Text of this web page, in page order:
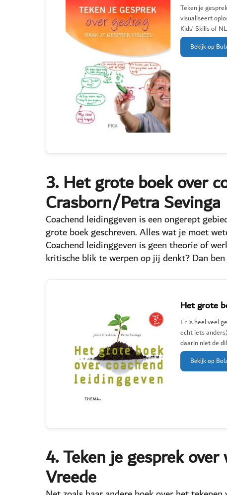
Teken je
visualiseert
Kids’ Skills of
Bekijk op
3. Het grote boek over
Crasborn/Petra Sevinga
Coachend leidinggeven is een ongerept
grote boek geschreven. Alles wat je moet
Coachend leidinggeven is geen theorie of
kritische blik te werpen op jij denkt? Dan
Het grote
Er is heel veel
echt iets
daarin niet de
Bekijk op
4. Teken je gesprek
Vreede